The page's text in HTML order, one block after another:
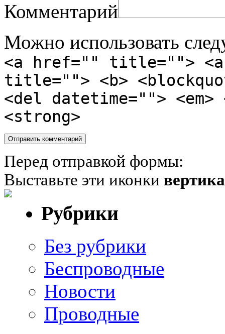
Комментарий
Можно использовать
<a href="" title="">
title=""> <b>
<del datetime="">
<strong>
Перед отправкой формы:
Выставьте эти иконки
Рубрики
Без рубрики
Беспроводные
Новости
Проводные